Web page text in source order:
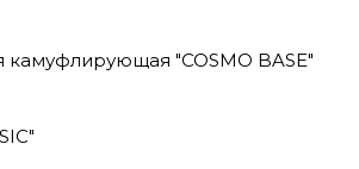
камуфлирующая "COSMO BASE"